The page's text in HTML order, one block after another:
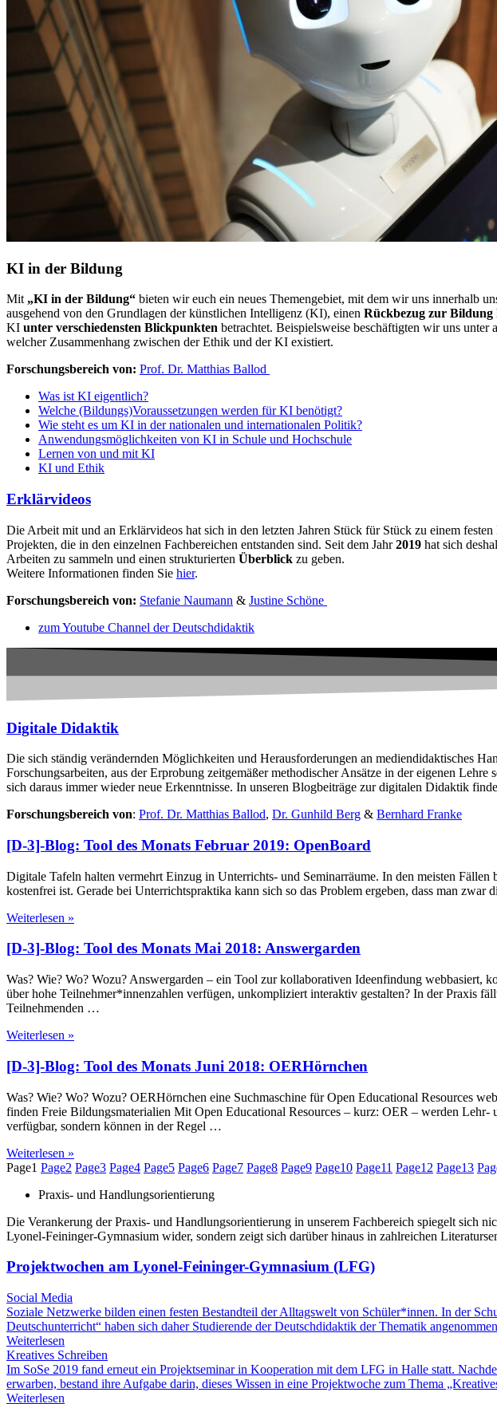
KI in der Bildung
Mit „KI in der Bildung“ bieten wir euch ein neues Themengebiet, mit dem wir uns innerhalb
ausgehend von den Grundlagen der künstlichen Intelligenz (KI), einen Rückbezug zur Bildung
KI unter verschiedensten Blickpunkten betrachtet. Beispielsweise beschäftigten wir uns
welcher Zusammenhang zwischen der Ethik und der KI existiert.
Forschungsbereich von: Prof. Dr. Matthias Ballod
Was ist KI eigentlich?
Welche (Bildungs)Voraussetzungen werden für KI benötigt?
Wie steht es um KI in der nationalen und internationalen Politik?
Anwendungsmöglichkeiten von KI in Schule und Hochschule
Lernen von und mit KI
KI und Ethik
Erklärvideos
Die Arbeit mit und an Erklärvideos hat sich in den letzten Jahren Stück für Stück zu einem
Projekten, die in den einzelnen Fachbereichen entstanden sind. Seit dem Jahr2019 hat sich
Arbeiten zu sammeln und einen strukturierten Überblick zu geben.
Weitere Informationen finden Sie hier.
Forschungsbereich von: Stefanie Naumann & Justine Schöne
zum Youtube Channel der Deutschdidaktik
Digitale Didaktik
Die sich ständig verändernden Möglichkeiten und Herausforderungen an mediendidaktisches
Forschungsarbeiten, aus der Erprobung zeitgemäßer methodischer Ansätze in der eigenen
sich daraus immer wieder neue Erkenntnisse. In unseren Blogbeiträge zur digitalen Didaktik
Forschungsbereich von: Prof. Dr. Matthias Ballod, Dr. Gunhild Berg & Bernhard Franke
[D-3]-Blog: Tool des Monats Februar 2019: OpenBoard
Digitale Tafeln halten vermehrt Einzug in Unterrichts- und Seminarräume. In den meisten
kostenfrei ist. Gerade bei Unterrichtspraktika kann sich so das Problem ergeben, dass man
Weiterlesen »
[D-3]-Blog: Tool des Monats Mai 2018: Answergarden
Was? Wie? Wo? Wozu? Answergarden – ein Tool zur kollaborativen Ideenfindung webbasiert,
über hohe Teilnehmer*innenzahlen verfügen, unkompliziert interaktiv gestalten? In der Praxis
Teilnehmenden …
Weiterlesen »
[D-3]-Blog: Tool des Monats Juni 2018: OERHörnchen
Was? Wie? Wo? Wozu? OERHörnchen eine Suchmaschine für Open Educational Resources
finden Freie Bildungsmaterialien Mit Open Educational Resources – kurz: OER – werden
verfügbar, sondern können in der Regel …
Weiterlesen »
Page1 Page2 Page3 Page4 Page5 Page6 Page7 Page8 Page9 Page10 Page11 Page12 Page13
Praxis- und Handlungsorientierung
Die Verankerung der Praxis- und Handlungsorientierung in unserem Fachbereich spiegelt sich
Lyonel-Feininger-Gymnasium wider, sondern zeigt sich darüber hinaus in zahlreichen
Projektwochen am Lyonel-Feininger-Gymnasium (LFG)
Social Media
Soziale Netzwerke bilden einen festen Bestandteil der Alltagswelt von Schüler*innen. In der
Deutschunterricht“ haben sich daher Studierende der Deutschdidaktik der Thematik
Weiterlesen
Kreatives Schreiben
Im SoSe 2019 fand erneut ein Projektseminar in Kooperation mit dem LFG in Halle statt.
erwarben, bestand ihre Aufgabe darin, dieses Wissen in eine Projektwoche zum Thema
Weiterlesen